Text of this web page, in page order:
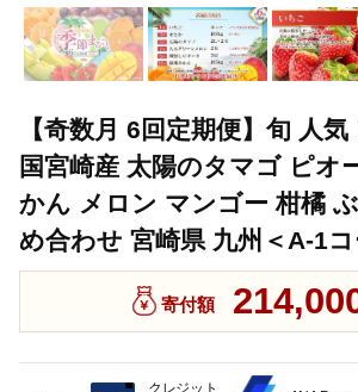
【奇数月 6回定期便】旬 人
国宮崎産 太陽のタマゴ ピオ
かん メロン マンゴー 柑橘
め合わせ 宮崎県 九州＜A-1
寄付額
クレジット